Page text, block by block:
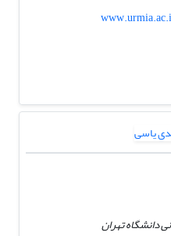
دانشگاه تهران